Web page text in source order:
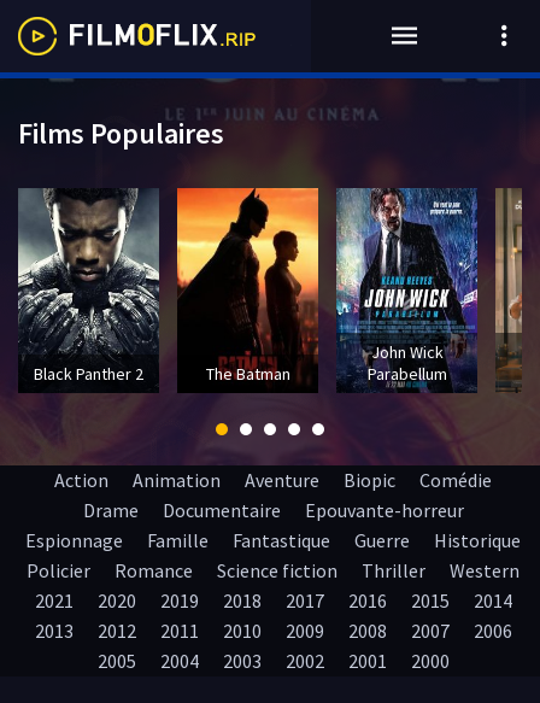
Action Animation Aventure Biopic
Comédie
Drame
Documentaire
Epouvante-horreur
Espionnage
Famille Fantastique Guerre
Historique
Policier
Romance Science fiction Thriller
Western
2021
2020 2019 2018 2017 2016 2015
2014
2013
2012 2011 2010 2009 2008 2007
2006
2005
2004 2003 2002 2001 2000
Films Populaires
Black Panther 2 The Batman
John Wick
Parabellum